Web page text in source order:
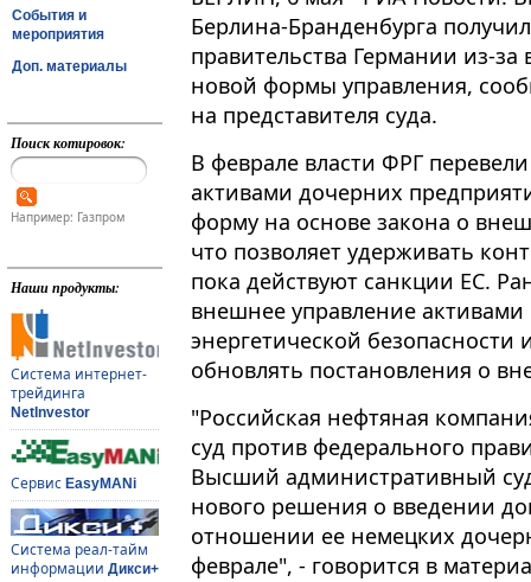
События и
мероприятия
Доп. материалы
Поиск котировок:
Например: Газпром
Наши продукты:
Система интернет-
трейдинга
NetInvestor
Сервис EasyMANi
Система реал-тайм
информации Дикси+
Берлина-Бранденбурга
правительства Германии из-
новой формы управления,
на представителя суда.
В феврале власти ФРГ
активами дочерних
форму на основе закона о
что позволяет удерживать
пока действуют санкции ЕС​​​.
внешнее управление
энергетической
обновлять постановления о
"Российская нефтяная
суд против федерального
Высший административный
нового решения о введении
отношении ее немецких
феврале", - говорится в